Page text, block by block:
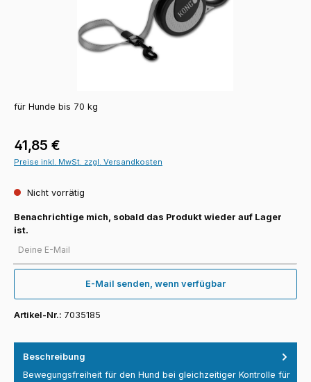
für Hunde bis 70 kg
Regulärer Preis:
41,85 €
Preise inkl. MwSt. zzgl. Versandkosten
Nicht vorrätig
Benachrichtige mich, sobald das Produkt wieder auf Lager
ist.
E-Mail senden, wenn verfügbar
Artikel-Nr.: 7035185
Beschreibung
Bewegungsfreiheit für den Hund bei gleichzeitiger Kontrolle für